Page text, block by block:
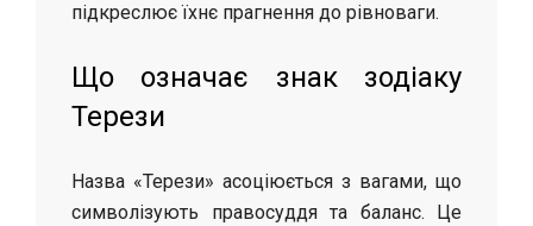
підкреслює їхнє прагнення до рівноваги.
Що означає знак зодіаку
Терези
Назва «Терези» асоціюється з вагами, що
символізують правосуддя та баланс. Це